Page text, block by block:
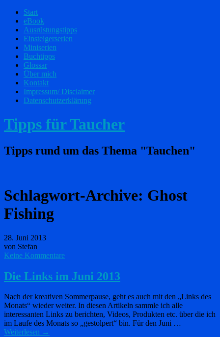
Start
eBook
Ausrüstungstipps
Einsteigerserien
Miniserien
Buchtipps
Glossar
Über mich
Kontakt
Impressum/ Disclaimer
Datenschutzerklärung
Tipps für Taucher
Tipps rund um das Thema "Tauchen"
Schlagwort-Archive: Ghost
Fishing
28. Juni 2013
von Stefan
Keine Kommentare
Die Links im Juni 2013
Nach der kreativen Sommerpause, geht es auch mit den „Links des
Monats“ wieder weiter. In diesen Artikeln sammle ich alle
interessanten Links zu berichten, Videos, Produkten etc. über die ich
im Laufe des Monats so „gestolpert“ bin. Für den Juni …
Weiterlesen →